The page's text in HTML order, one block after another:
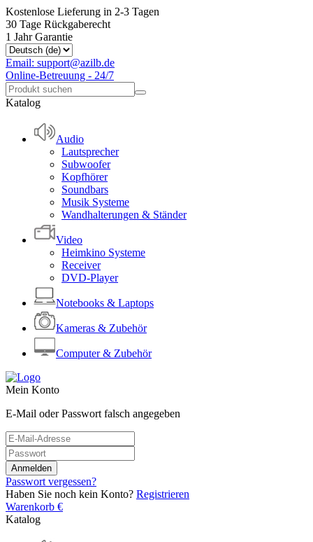
Kostenlose Lieferung in 2-3 Tagen
30 Tage Rückgaberecht
1 Jahr Garantie
Email: support@azilb.de
Online-Betreuung - 24/7
Katalog
Audio
Lautsprecher
Subwoofer
Kopfhörer
Soundbars
Musik Systeme
Wandhalterungen & Ständer
Video
Heimkino Systeme
Receiver
DVD-Player
Notebooks & Laptops
Kameras & Zubehör
Computer & Zubehör
Mein Konto
E-Mail oder Passwort falsch angegeben
Passwort vergessen?
Haben Sie noch kein Konto? Registrieren
Warenkorb €
Katalog